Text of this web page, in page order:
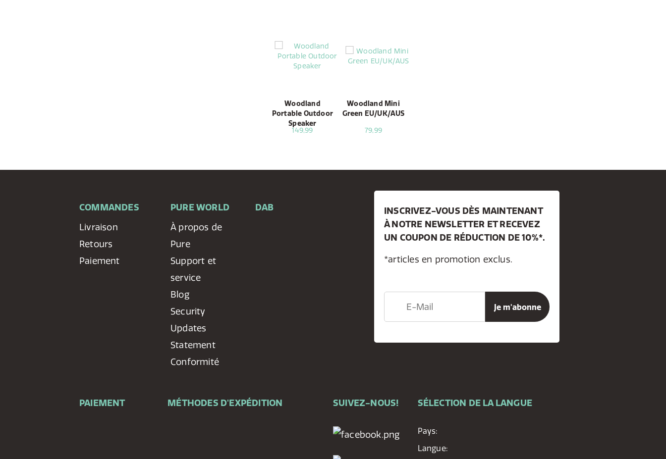
Woodland
Portable Outdoor
Speaker
149,99
Woodland Mini
Green EU/UK/AUS
79,99
COMMANDES
Livraison
Retours
Paiement
PURE WORLD
À propos de
Pure
Support et
service
Blog
Security
Updates
Statement
Conformité
DAB
PAIEMENT MÉTHODES D'EXPÉDITION
INSCRIVEZ-VOUS DÈS MAINTENANT
À NOTRE NEWSLETTER ET RECEVEZ
UN COUPON DE RÉDUCTION DE 10%*.
*articles en promotion exclus.
SUIVEZ-NOUS! SÉLECTION DE LA LANGUE
Pays:
Langue: